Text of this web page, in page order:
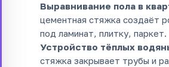
Выравнивание пола в
цементная стяжка создаёт
под ламинат, плитку, паркет.
Устройство тёплых
стяжка закрывает трубы и